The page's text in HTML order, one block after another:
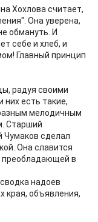
Хохлова считает,
Она уверена,
обмануть. И
себе и хлеб, и
Главный принцип
радуя своими
них есть такие,
мелодичным
Старший
Чумаков сделал
Она славится
преобладающей в
надоев
края, объявления,